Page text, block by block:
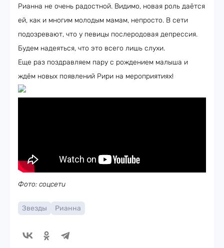
Рианна не очень радостной. Видимо, новая роль даётся
ей, как и многим молодым мамам, непросто. В сети
подозревают, что у певицы послеродовая депрессия.
Будем надеяться, что это всего лишь слухи.
Еще раз поздравляем пару с рождением малыша и
ждём новых появлений Рири на мероприятиях!
Фото: соцсети
Звезды Рианна